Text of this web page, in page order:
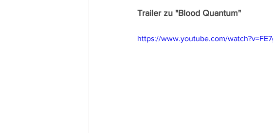
Trailer zu "Blood Quantum"
https://www.youtube.com/